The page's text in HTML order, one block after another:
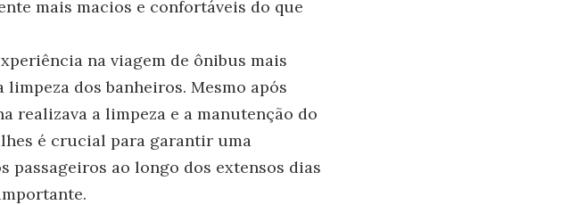
mais macios e confortáveis do que
na viagem de ônibus mais
dos banheiros. Mesmo após
realizava a limpeza e a manutenção do
é crucial para garantir uma
passageiros ao longo dos extensos dias